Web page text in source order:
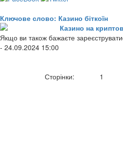
Ключове слово: Казино біткоїн
Казино на
Якщо ви також бажаєте
- 24.09.2024 15:00
Сторінки: 1